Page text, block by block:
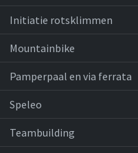
Initiatie rotsklimmen
Mountainbike
Pamperpaal en via ferrata
Speleo
Teambuilding